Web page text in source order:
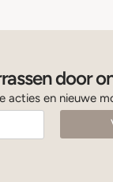
door
acties en nieuwe